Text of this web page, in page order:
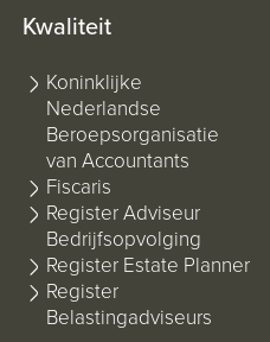
Kwaliteit
Koninklijke
Nederlandse
Beroepsorganisatie
van Accountants
Fiscaris
Register Adviseur
Bedrijfsopvolging
Register Estate Planner
Register
Belastingadviseurs